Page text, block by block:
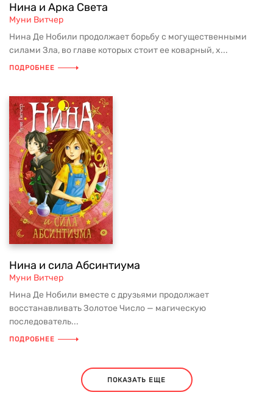
Нина и Арка Света
Муни Витчер
Нина Де Нобили продолжает борьбу с могущественными
силами Зла, во главе которых стоит ее коварный, х...
ПОДРОБНЕЕ
Нина и сила Абсинтиума
Муни Витчер
Нина Де Нобили вместе с друзьями продолжает
восстанавливать Золотое Число — магическую
последователь...
ПОДРОБНЕЕ
ПОКАЗАТЬ ЕЩЕ